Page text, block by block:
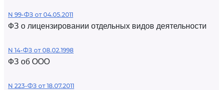
N 99-ФЗ от 04.05.2011
ФЗ о лицензировании отдельных видов деятельности
N 14-ФЗ от 08.02.1998
ФЗ об ООО
N 223-ФЗ от 18.07.2011